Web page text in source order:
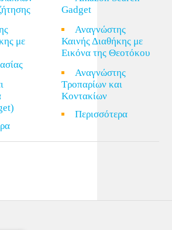
με
Gadget
Αναγνώστης
Καινής Διαθήκης με
Εικόνα της Θεοτόκου
Αναγνώστης
Τροπαρίων και
Κοντακίων
Περισσότερα